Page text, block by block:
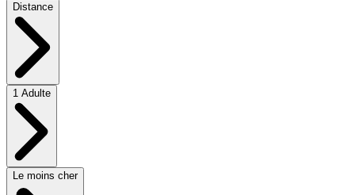
Distance
1 Adulte
Le moins cher